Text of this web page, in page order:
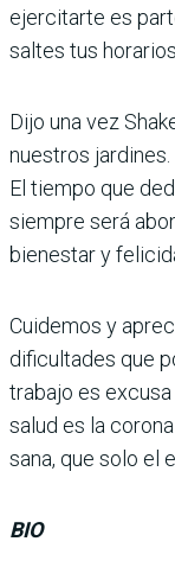
ejercitarte es
saltes tus
Dijo una vez
nuestros jardines.
El tiempo que
siempre será
bienestar y
Cuidemos y
dificultades que
trabajo es
salud es la
sana, que solo el
BIO